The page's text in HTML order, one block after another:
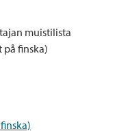
muistilista
finska)